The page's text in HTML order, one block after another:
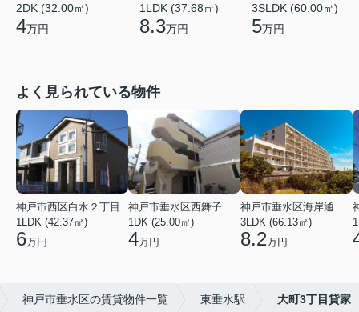
2DK (32.00㎡)
4万円
1LDK (37.68㎡)
8.3万円
3SLDK (60.00㎡)
5万円
よく見られている物件
神戸市西区白水２丁目
1LDK (42.37㎡)
6万円
神戸市垂水区西舞子２丁目
1DK (25.00㎡)
4万円
神戸市垂水区海岸通
3LDK (66.13㎡)
8.2万円
神戸市垂水区の賃貸物件一覧 東垂水駅 大町3丁目貸家